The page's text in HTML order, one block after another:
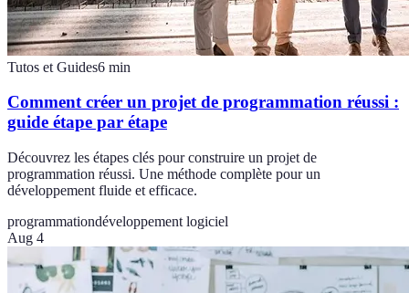
Tutos et Guides6 min
Comment créer un projet de programmation réussi :
guide étape par étape
Découvrez les étapes clés pour construire un projet de
programmation réussi. Une méthode complète pour un
développement fluide et efficace.
programmationdéveloppement logiciel
Aug 4